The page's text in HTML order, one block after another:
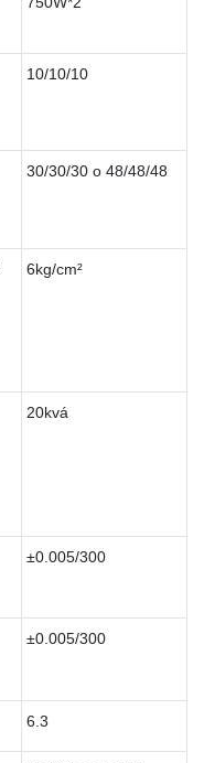
10/10/10
30/30/30 o 48/48/48
6kg/cm²
20kvá
±0.005/300
±0.005/300
6.3